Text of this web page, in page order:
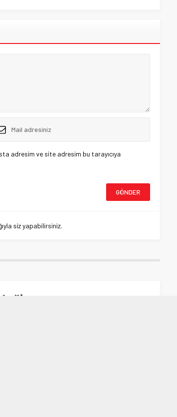
adresim ve site adresim bu tarayıcıya
siz yapabilirsiniz.